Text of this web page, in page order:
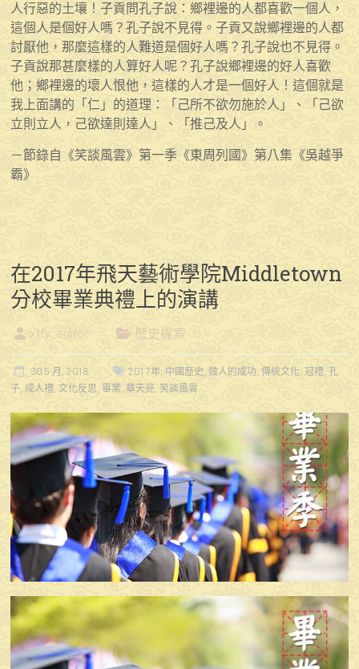
人行惡的土壤！子貢問孔子說：鄉裡邊的人都喜歡一個人，
這個人是個好人嗎？孔子說不見得。子貢又說鄉裡邊的人都
討厭他，那麼這樣的人難道是個好人嗎？孔子說也不見得。
子貢說那甚麼樣的人算好人呢？孔子說鄉裡邊的好人喜歡
他；鄉裡邊的壞人恨他，這樣的人才是一個好人！這個就是
我上面講的「仁」的道理：「己所不欲勿施於人」、「己欲
立則立人，己欲達則達人」、「推己及人」。
－節錄自《笑談風雲》第一季《東周列國》第八集《吳越爭
霸》
在2017年飛天藝術學院Middletown
分校畢業典禮上的演講
xtfy_editor 歷史探索
30 5 月, 2018 2017年, 中國歷史,做人的成功,傳統文化,冠禮,孔
子, 成人禮, 文化反思,畢業,章天亮,笑談風雲